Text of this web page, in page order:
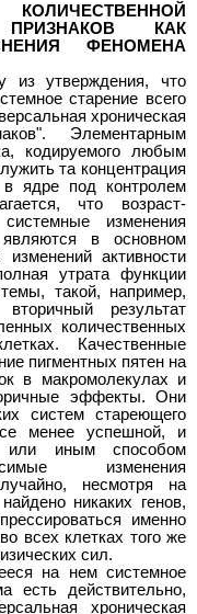
КАК
ФЕНОМЕНА
из утверждения, что
старение всего
хроническая
Элементарным
кодируемого любым
та концентрация
ядре под контролем
что возраст-
изменения
в основном
изменений активности
утрата функции
такой, например,
результат
количественных
Качественные
пигментных пятен на
в макромолекулах и
эффекты. Они
систем стареющего
менее успешной, и
иным способом
изменения
несмотря на
никаких генов,
именно
всех клетках того же
сил.
на нем системное
есть действительно,
хроническая